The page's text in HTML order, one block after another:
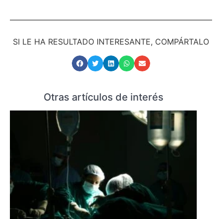
SI LE HA RESULTADO INTERESANTE, COMPÁRTALO
Otras artículos de interés